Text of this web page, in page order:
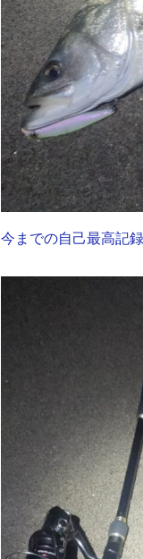
今までの自己最高記